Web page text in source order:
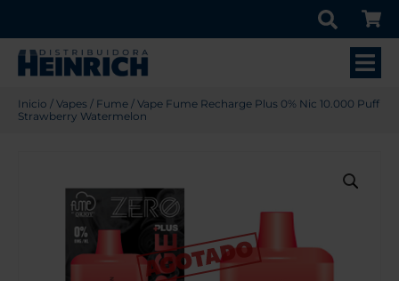
Inicio / Vapes / Fume / Vape Fume Recharge Plus 0% Nic 10.000 Puff
Strawberry Watermelon